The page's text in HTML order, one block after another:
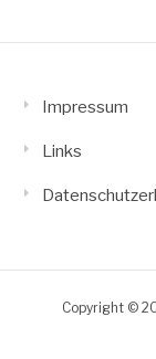
Impressum
Links
Copyright ©